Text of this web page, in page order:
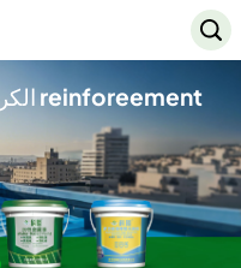
Conerete الكراك توصيل مصنع reinforeement